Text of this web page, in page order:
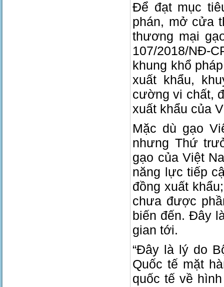
Để đạt mục
phán, mở cửa
thương mại
107/2018/NĐ-
khung khổ
xuất khẩu,
cường vi chất,
xuất khẩu của
Mặc dù gạo
nhưng Thứ
gạo của Việt
năng lực tiếp
đồng xuất
chưa được
biến đến. Đây
gian tới.
“Đây là lý do
Quốc tế mặt
quốc tế về